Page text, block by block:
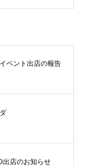
ベント出店の報告
出店のお知らせ